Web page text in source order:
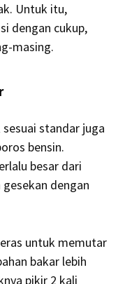
Untuk itu,
dengan cukup,
masing.
standar juga
bensin.
besar dari
dengan
untuk memutar
bakar lebih
pikir 2 kali